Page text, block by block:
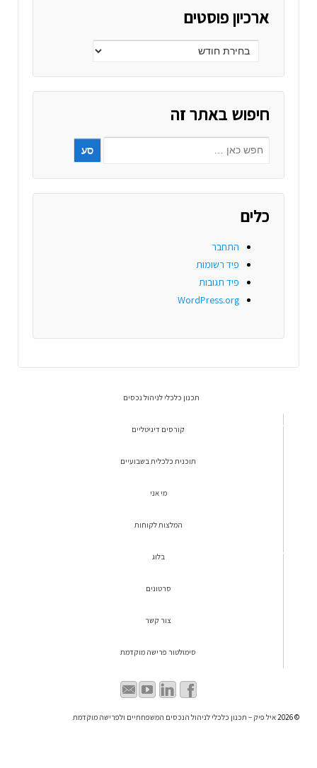
ארכיון פוסטים
חיפוש באתר זה
כלים
התחבר
פיד רשומות
פיד תגובות
WordPress.org
תכנון כלכלי לניהול נכסים
קורסים דיגיטליים
תוכנית כלכלית בשבועיים
מי אני
המלצות לקוחות
בלוג
סרטונים
צור קשר
סימולטור פרישה מוקדמת
© 2026 איל פיק – תכנון כלכלי לניהול הנכסים המשפחתיים ולפרישה מוקדמת